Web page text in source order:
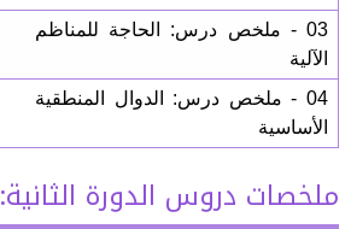
03 - ملخص درس: الحاجة للمناظم
الآلية
04 - ملخص درس: الدوال المنطقية
الأساسية
ملخصات دروس الدورة الثانية: